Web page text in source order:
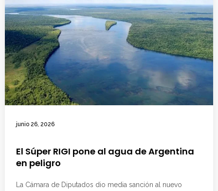
junio 26, 2026
El Súper RIGI pone al agua de Argentina
en peligro
La Cámara de Diputados dio media sanción al nuevo